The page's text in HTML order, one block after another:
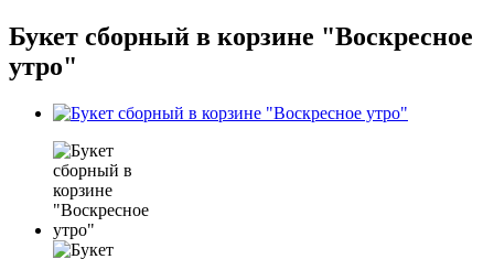
Букет сборный в корзине "Воскресное
утро"